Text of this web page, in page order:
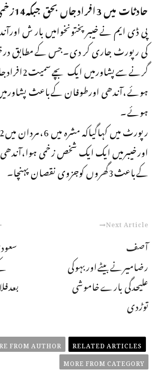
حادثات میں 3افرادجاں بحق جبکہ14زخمی ہوگئے۔
پی ڈی ایم نےخیبرپختونخوامیں بار ش
کی رپورٹ جاری کر دی۔جس کےمطابق
ہوئے۔
اورخیبرمیں ایک ایک شخص زخمی
کےباعث3گھروں کوجزوی نقصان پہنچا۔
Next Article
آصف
رضامیرنےبیٹےاوربہوکی
علیحدگی بارےخاموشی
توڑدی
RELATED ARTICLES
FROM AUTHOR
MORE FROM CATEGORY